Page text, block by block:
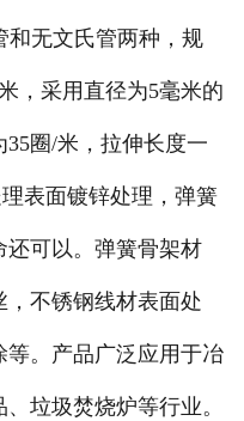
和无文氏管两种，规
，采用直径为5毫米的
圈/米，拉伸长度一
表面镀锌处理，弹簧
可以。弹簧骨架材
，不锈钢线材表面处
。产品广泛应用于冶
垃圾焚烧炉等行业。